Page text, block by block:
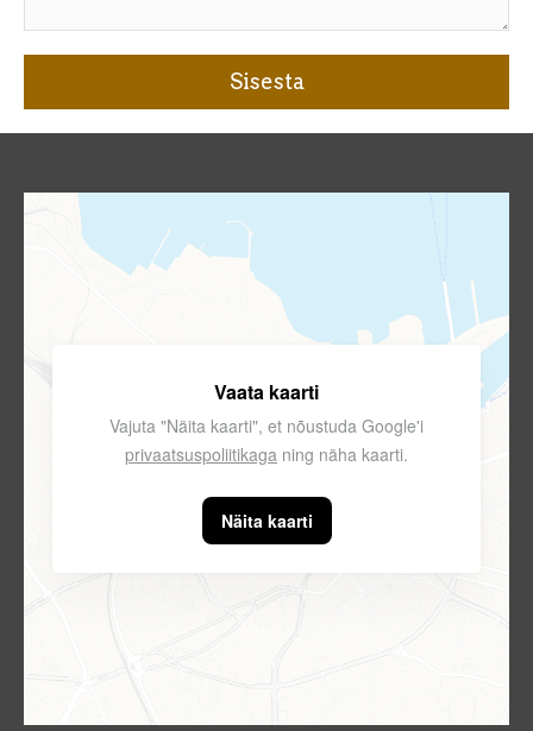
Vaata kaarti
Vajuta "Näita kaarti", et nõustuda Google'i
privaatsuspoliitikaga ning näha kaarti.
Näita kaarti